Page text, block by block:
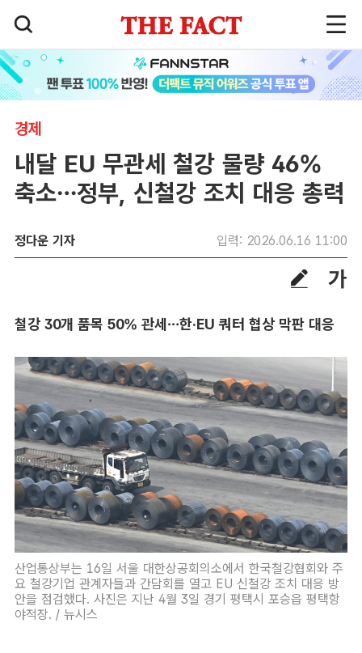
경제
내달 EU 무관세 철강 물량 46%
축소…정부, 신철강 조치 대응 총력
정다운 기자 입력: 2026.06.16 11:00
철강 30개 품목 50% 관세…한·EU 쿼터 협상 막판 대응
산업통상부는 16일 서울 대한상공회의소에서 한국철강협회와 주
요 철강기업 관계자들과 간담회를 열고 EU 신철강 조치 대응 방
안을 점검했다. 사진은 지난 4월 3일 경기 평택시 포승읍 평택항
야적장. / 뉴시스